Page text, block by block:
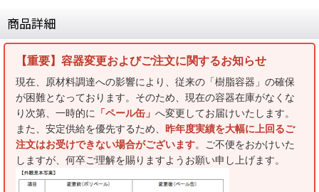
商品詳細
【重要】容器変更およびご注文に関するお知らせ
現在、原材料調達への影響により、従来の「樹脂容器」の確保
が困難となっております。そのため、現在の容器在庫がなくな
り次第、一時的に
「ペール缶」 へ変更してお届けいたします。
また、安定供給を優先するため、 昨年度実績を大幅に上回るご
注文はお受けできない場合がございます。ご不便をおかけいた
しますが、何卒ご理解を賜りますようお願い申し上げます。